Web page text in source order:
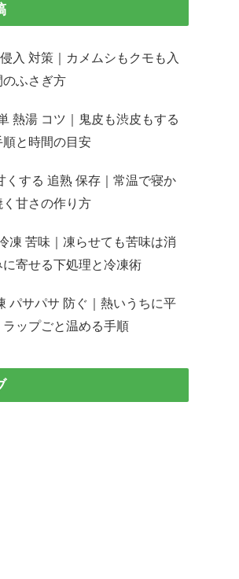
入 対策｜カメムシもクモも入
ふさぎ方
熱湯 コツ｜鬼皮も渋皮もする
順と時間の目安
くする 追熟 保存｜常温で寝か
甘さの作り方
凍 苦味｜凍らせても苦味は消
に寄せる下処理と冷凍術
パサパサ 防ぐ｜熱いうちに平
ラップごと温める手順